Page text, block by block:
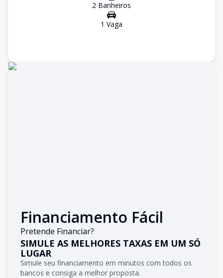
2 Banheiros
1 Vaga
Financiamento Fácil
Pretende Financiar?
SIMULE AS MELHORES TAXAS EM UM SÓ
LUGAR
Simule seu financiamento em minutos com todos os
bancos e consiga a melhor proposta.